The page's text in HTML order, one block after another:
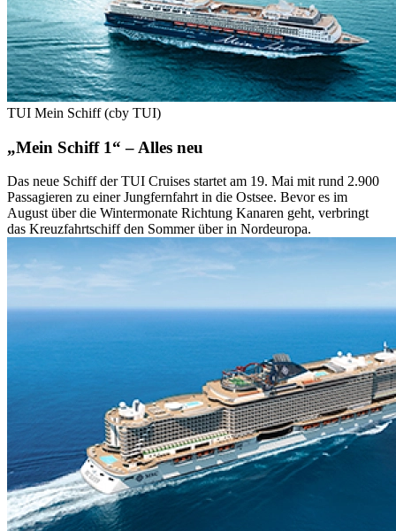
TUI Mein Schiff (cby TUI)
„Mein Schiff 1“ – Alles neu
Das neue Schiff der TUI Cruises startet am 19. Mai mit rund 2.900
Passagieren zu einer Jungfernfahrt in die Ostsee. Bevor es im
August über die Wintermonate Richtung Kanaren geht, verbringt
das Kreuzfahrtschiff den Sommer über in Nordeuropa.